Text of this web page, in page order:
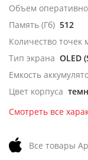
Объем
Память (Гб) 512
Количество
Тип экрана OLED
Емкость
Цвет корпуса
Смотреть все
Все товары